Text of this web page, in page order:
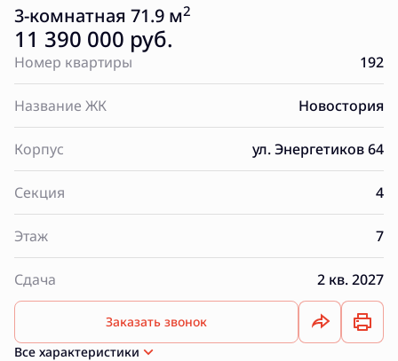
3-комнатная 71.9 м2
11 390 000 руб.
Номер квартиры 192
Название ЖК Новостория
Корпус ул. Энергетиков 64
Секция 4
Этаж 7
Сдача 2 кв. 2027
Заказать звонок
Все характеристики